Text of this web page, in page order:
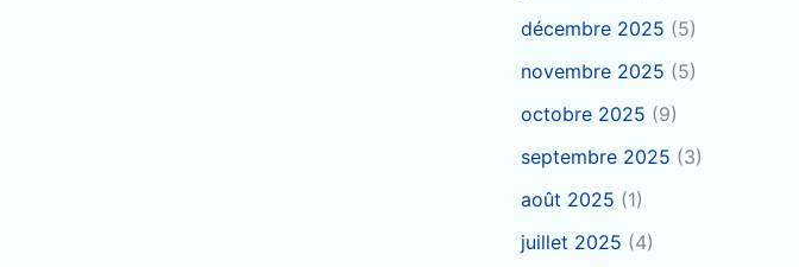
décembre 2025 (5)
novembre 2025 (5)
octobre 2025 (9)
septembre 2025 (3)
août 2025 (1)
juillet 2025 (4)